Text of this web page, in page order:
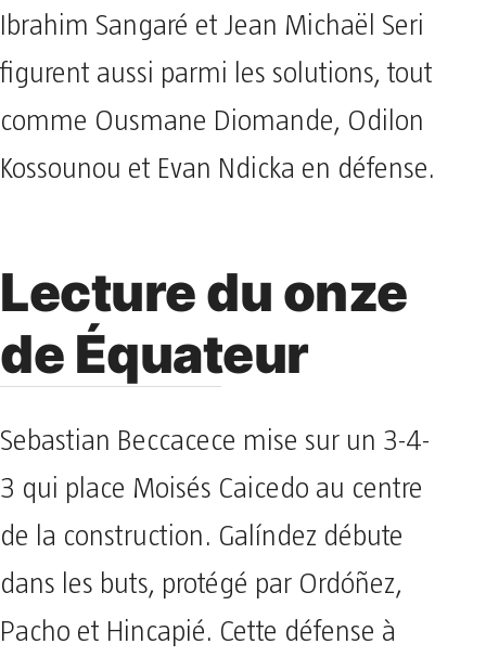
Ibrahim Sangaré et Jean Michaël Seri
figurent aussi parmi les solutions, tout
comme Ousmane Diomande, Odilon
Kossounou et Evan Ndicka en défense.
Lecture du onze
de Équateur
Sebastian Beccacece mise sur un 3-4-
3 qui place Moisés Caicedo au centre
de la construction. Galíndez débute
dans les buts, protégé par Ordóñez,
Pacho et Hincapié. Cette défense à